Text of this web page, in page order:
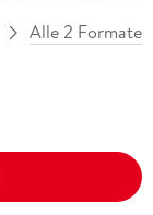
Alle 2 Formate